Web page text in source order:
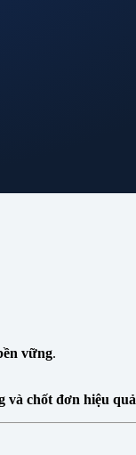
vững.
và chốt đơn hiệu quả